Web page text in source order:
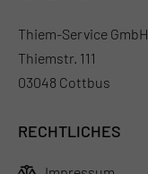
Thiem-Service GmbH
Thiemstr. 111
03048 Cottbus
RECHTLICHES